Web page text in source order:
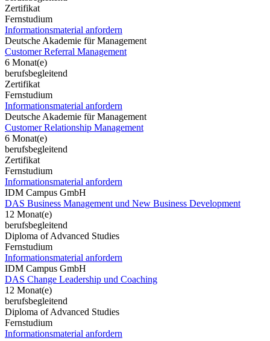
Zertifikat
Fernstudium
Informationsmaterial anfordern
Deutsche Akademie für Management
Customer Referral Management
6 Monat(e)
berufsbegleitend
Zertifikat
Fernstudium
Informationsmaterial anfordern
Deutsche Akademie für Management
Customer Relationship Management
6 Monat(e)
berufsbegleitend
Zertifikat
Fernstudium
Informationsmaterial anfordern
IDM Campus GmbH
DAS Business Management und New Business Development
12 Monat(e)
berufsbegleitend
Diploma of Advanced Studies
Fernstudium
Informationsmaterial anfordern
IDM Campus GmbH
DAS Change Leadership und Coaching
12 Monat(e)
berufsbegleitend
Diploma of Advanced Studies
Fernstudium
Informationsmaterial anfordern